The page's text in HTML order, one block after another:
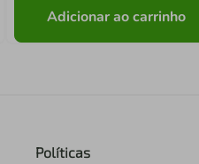
Adicionar ao carrinho
Políticas